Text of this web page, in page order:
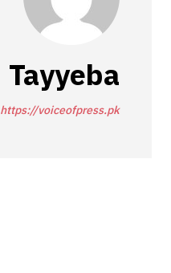
Tayyeba
https://voiceofpress.pk